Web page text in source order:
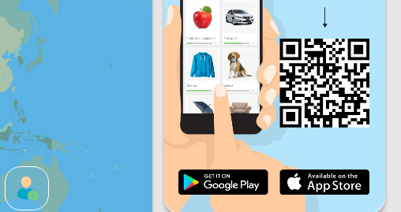
Sa So
Täglicher Fortschritt
Monatlicher Fortschritt
Gesamter Fortschritt